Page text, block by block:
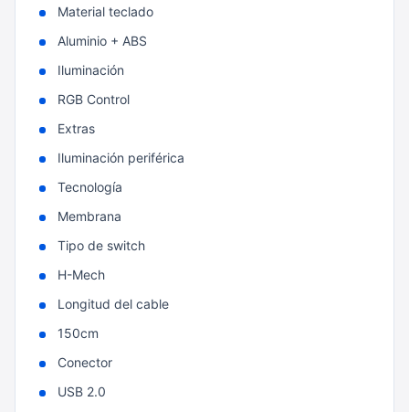
Material teclado
Aluminio + ABS
Iluminación
RGB Control
Extras
Iluminación periférica
Tecnología
Membrana
Tipo de switch
H-Mech
Longitud del cable
150cm
Conector
USB 2.0